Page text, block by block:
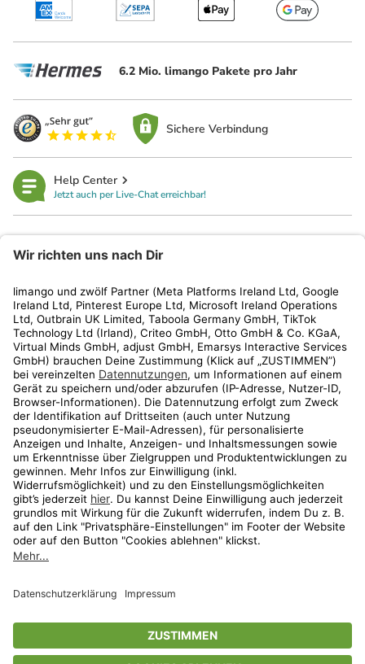
6.2 Mio. limango Pakete pro Jahr
Sichere Verbindung
Help Center
Jetzt auch per Live-Chat erreichbar!
Kundenservice
Shop
Aktionen
Travel
* Streichpreise entsprechen der unverbindlichen Preisempfehlung des